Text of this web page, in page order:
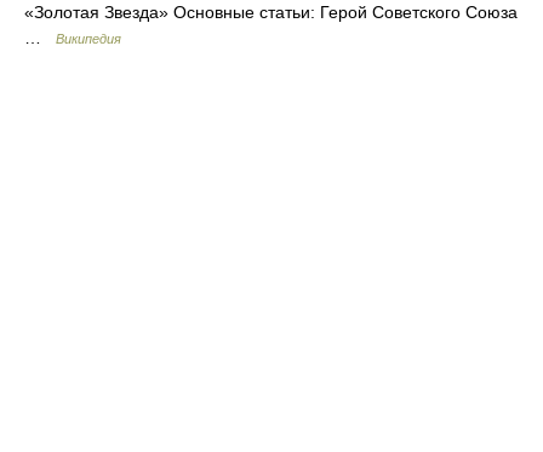
«Золотая Звезда» Основные статьи: Герой Советского Союза
Википедия